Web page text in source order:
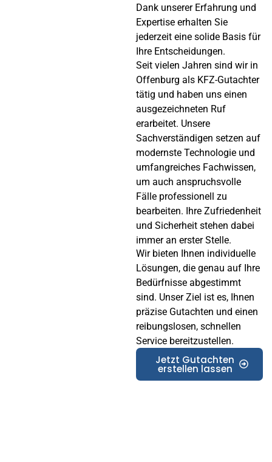
Dank unserer Erfahrung und
Expertise erhalten Sie
jederzeit eine solide Basis für
Ihre Entscheidungen.
Seit vielen Jahren sind wir in
Offenburg als KFZ-Gutachter
tätig und haben uns einen
ausgezeichneten Ruf
erarbeitet. Unsere
Sachverständigen setzen auf
modernste Technologie und
umfangreiches Fachwissen,
um auch anspruchsvolle
Fälle professionell zu
bearbeiten. Ihre Zufriedenheit
und Sicherheit stehen dabei
immer an erster Stelle.
Wir bieten Ihnen individuelle
Lösungen, die genau auf Ihre
Bedürfnisse abgestimmt
sind. Unser Ziel ist es, Ihnen
präzise Gutachten und einen
reibungslosen, schnellen
Service bereitzustellen.
Jetzt Gutachten
erstellen lassen